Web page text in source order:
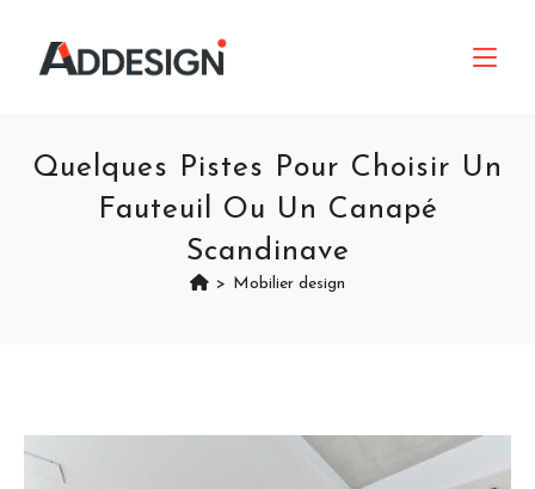
Quelques Pistes Pour Choisir Un
Fauteuil Ou Un Canapé
Scandinave
> Mobilier design